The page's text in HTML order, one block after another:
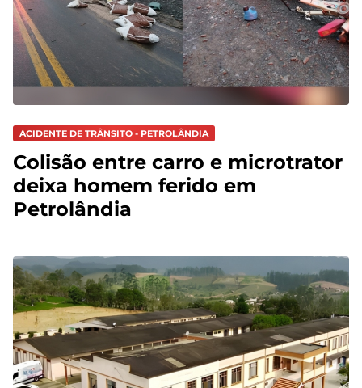
ACIDENTE DE TRÂNSITO - PETROLÂNDIA
Colisão entre carro e microtrator
deixa homem ferido em
Petrolândia